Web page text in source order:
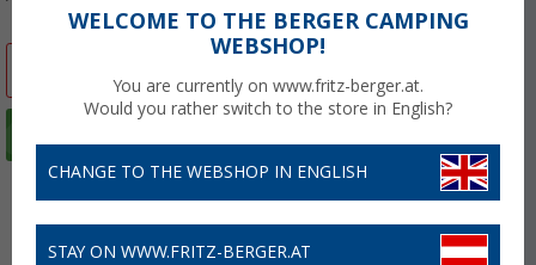
WELCOME TO THE BERGER CAMPING
WEBSHOP!
You are currently on www.fritz-berger.at.
Would you rather switch to the store in English?
CHANGE TO THE WEBSHOP IN ENGLISH
STAY ON WWW.FRITZ-BERGER.AT